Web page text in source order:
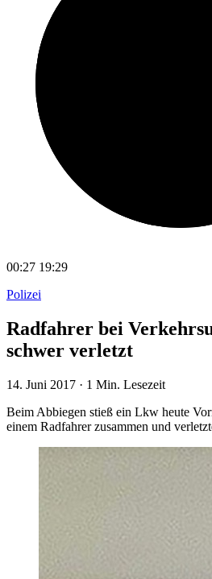
00:27 19:29
Polizei
Radfahrer bei
schwer verletzt
14. Juni 2017 · 1 Min. Lesezeit
Beim Abbiegen stieß ein Lkw heute
einem Radfahrer zusammen und